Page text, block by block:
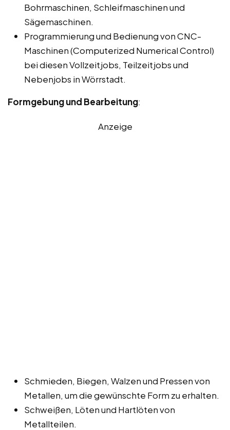
Bohrmaschinen, Schleifmaschinen und
Sägemaschinen.
Programmierung und Bedienung von CNC-
Maschinen (Computerized Numerical Control)
bei diesen Vollzeitjobs, Teilzeitjobs und
Nebenjobs in Wörrstadt.
Formgebung und Bearbeitung:
Anzeige
Schmieden, Biegen, Walzen und Pressen von
Metallen, um die gewünschte Form zu erhalten.
Schweißen, Löten und Hartlöten von
Metallteilen.